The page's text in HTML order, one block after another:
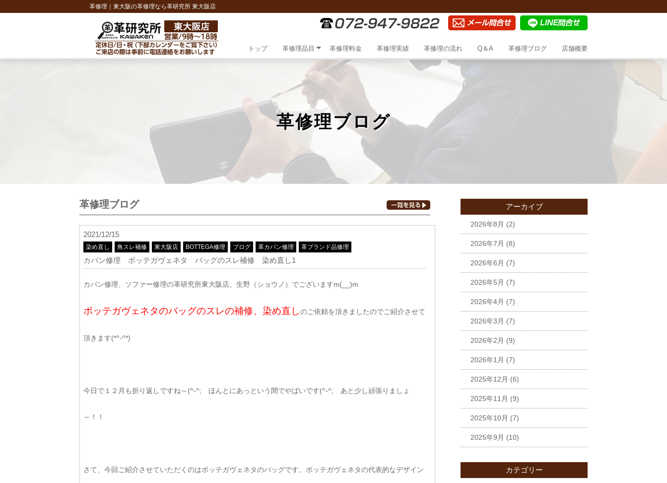
革修理｜東大阪の革修理なら革研究所 東大阪店
トップ 革修理品目 革修理料金 革修理実績 革修理の流れ Q＆A 革修理ブログ 店舗概要
革修理ブログ
革修理ブログ
2021/12/15
染め直し 角スレ補修 東大阪店 BOTTEGA修理 ブログ 革カバン修理 革ブランド品修理
カバン修理 ボッテガヴェネタ バッグのスレ補修 染め直し1
カバン修理、ソファー修理の革研究所東大阪店、生野（ショウノ）でございますm(__)m
ボッテガヴェネタのバッグのスレの補修、染め直しのご依頼を頂きましたのでご紹介させて
頂きます(*^-^*)
今日で１２月も折り返しですね～(^-^; ほんとにあっという間でやばいです(^-^; あと少し頑張りましょ
～！！
さて、今回ご紹介させていただくのはボッテガヴェネタのバッグです。ボッテガヴェネタの代表的なデザイン
アーカイブ
2026年8月 (2)
2026年7月 (8)
2026年6月 (7)
2026年5月 (7)
2026年4月 (7)
2026年3月 (7)
2026年2月 (9)
2026年1月 (7)
2025年12月 (6)
2025年11月 (9)
2025年10月 (7)
2025年9月 (10)
カテゴリー